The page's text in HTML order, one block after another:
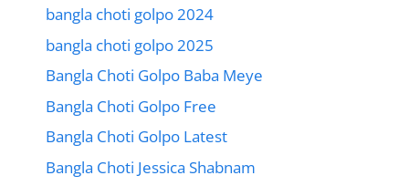
bangla choti golpo 2024
bangla choti golpo 2025
Bangla Choti Golpo Baba Meye
Bangla Choti Golpo Free
Bangla Choti Golpo Latest
Bangla Choti Jessica Shabnam